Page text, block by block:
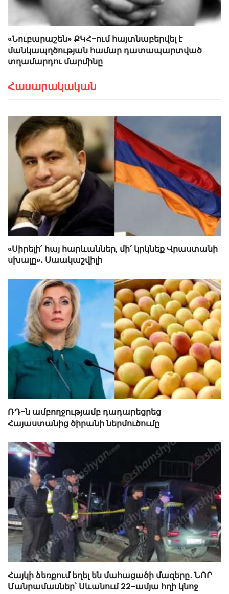
«Նուբարաշեն» ՔԿՀ-ում հայտնաբերվել է
մանկապղծության համար դատապարտված
տղամարդու մարմինը
Հասարակական
«Սիրելի՛ հայ հարևաններ, մի՛ կրկնեք Վրաստանի
սխալը»․ Սաակաշվիլի
ՌԴ-ն ամբողջությամբ դադարեցրեց
Հայաստանից ծիրանի ներմուծումը
Հայկի ձեռքում եղել են մահացածի մազերը․ ՆՈՐ
Մանրամասներ՝ Սևանում 22-ամյա հղի կնոջ